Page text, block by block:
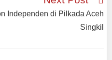
Independen di Pilkada Aceh
Singkil